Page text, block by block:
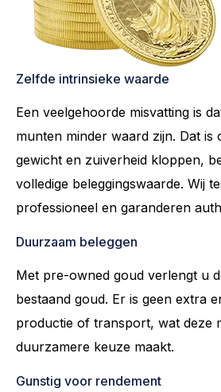
Zelfde intrinsieke waarde
Een veelgehoorde misvatting is
munten minder waard zijn. Dat is
gewicht en zuiverheid kloppen,
volledige beleggingswaarde. Wij
professioneel en garanderen
Duurzaam beleggen
Met pre-owned goud verlengt u
bestaand goud. Er is geen extra
productie of transport, wat deze
duurzamere keuze maakt.
Gunstig voor rendement